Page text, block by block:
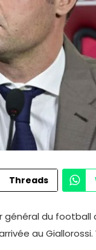
Threads
général du football
au Giallorossi.